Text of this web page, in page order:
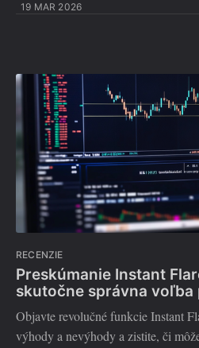
19 MAR 2026
RECENZIE
Preskúmanie Instant
skutočne správna
Objavte revolučné funkcie Instant
výhody a nevýhody a zistite, či